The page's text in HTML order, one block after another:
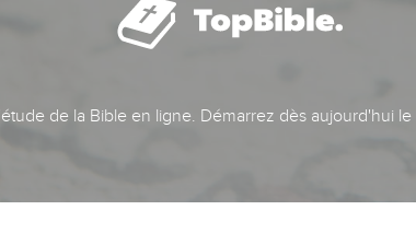
de la Bible en ligne. Démarrez dès aujourd'hui